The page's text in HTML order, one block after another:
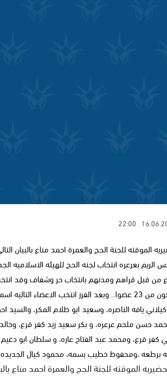
22:00
الموقته للجنة الحج والعمرة احمد مناع بالبيان
الريم بعرعره انتخاب لجنه الحج للهيئه
اللجنه الاداريه التي ستتكون من 23 عضوا.. وبعد الفرز
يافه الناصره، وسعيد ابو ظلام المكر،
حسن ملحم عرعره، و بكر سعيد زيد كفر قرع،
كفر قرع، ومحمد عبد الفتاح عاره، و سلطان ابو
برطعه ،ومحفوظ خطيب بسمه، محمود كيال
الموقته للجنة الحج والعمرة احمد مناع